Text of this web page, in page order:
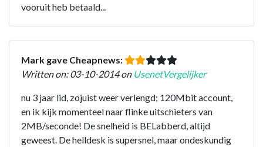
vooruit heb betaald...
Mark gave Cheapnews:
Written on: 03-10-2014 on UsenetVergelijker
nu 3 jaar lid, zojuist weer verlengd; 120Mbit account,
en ik kijk momenteel naar flinke uitschieters van
2MB/seconde! De snelheid is BELabberd, altijd
geweest. De helldesk is supersnel, maar ondeskundig